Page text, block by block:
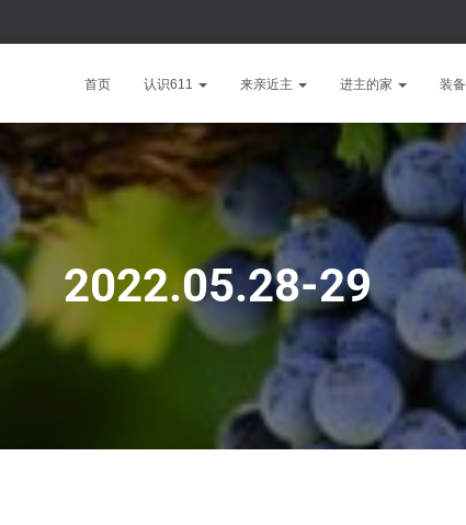
首页 认识611 来亲近主 进主的家 装备
2022.05.28-29